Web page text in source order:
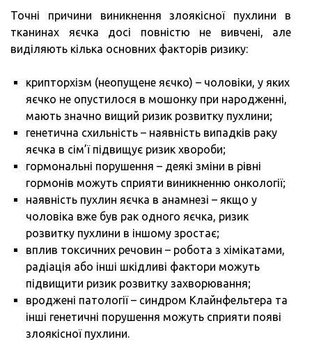
Точні причини виникнення злоякісної пухлини в
тканинах яєчка досі повністю не вивчені, але
виділяють кілька основних факторів ризику:
крипторхізм (неопущене яєчко) – чоловіки, у яких
яєчко не опустилося в мошонку при народженні,
мають значно вищий ризик розвитку пухлини;
генетична схильність – наявність випадків раку
яєчка в сім’ї підвищує ризик хвороби;
гормональні порушення – деякі зміни в рівні
гормонів можуть сприяти виникненню онкології;
наявність пухлин яєчка в анамнезі – якщо у
чоловіка вже був рак одного яєчка, ризик
розвитку пухлини в іншому зростає;
вплив токсичних речовин – робота з хімікатами,
радіація або інші шкідливі фактори можуть
підвищити ризик розвитку захворювання;
вроджені патології – синдром Клайнфельтера та
інші генетичні порушення можуть сприяти появі
злоякісної пухлини.